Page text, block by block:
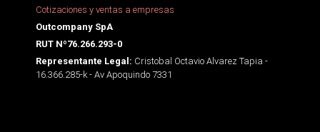
Cotizaciones y ventas a empresas
Outcompany SpA
RUT Nº76.266.293-0
Representante Legal: Cristobal Octavio Alvarez Tapia -
16.366.285-k - Av Apoquindo 7331